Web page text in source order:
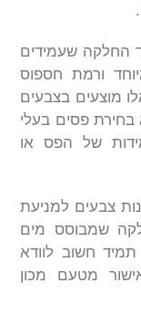
החלקה שעמידים
ורמת חספוס
מוצעים בצבעים
בחירת פסים בעלי
של הפס או
צבעים למניעת
שמבוסס מים
חשוב לוודא
מטעם מכון